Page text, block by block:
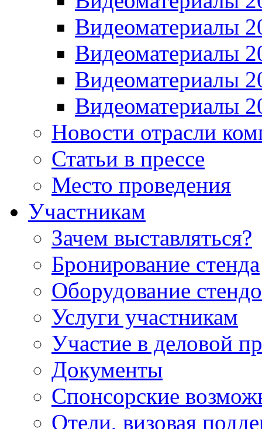
Видеоматериалы
Видеоматериалы
Видеоматериалы
Видеоматериалы
Новости отрасли
Статьи в прессе
Место проведения
Участникам
Зачем выставляться?
Бронирование стенда
Оборудование
Услуги участникам
Участие в деловой
Документы
Спонсорские
Отели, визовая